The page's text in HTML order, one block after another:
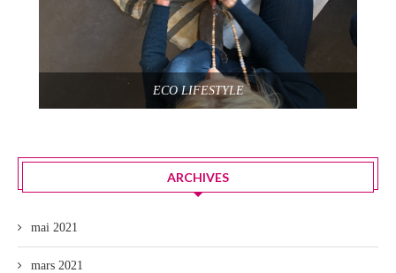
ECO LIFESTYLE
ARCHIVES
mai 2021
mars 2021